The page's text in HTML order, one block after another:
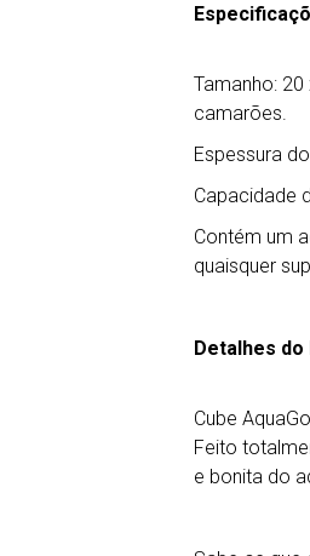
Tamanho:
camarões.
Espessura
Capacidade
Contém um
quaisquer
Detalhes
Cube
Feito
e bonita do